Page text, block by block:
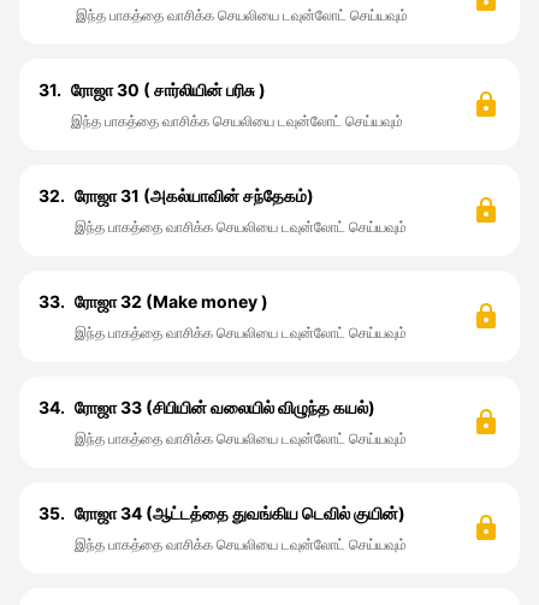
இந்த பாகத்தை வாசிக்க செயலியை டவுன்லோட் செய்யவும்
31. ரோஜா 30 ( சார்லியின் பரிசு )
இந்த பாகத்தை வாசிக்க செயலியை டவுன்லோட் செய்யவும்
32. ரோஜா 31 (அகல்யாவின் சந்தேகம்)
இந்த பாகத்தை வாசிக்க செயலியை டவுன்லோட் செய்யவும்
33. ரோஜா 32 (Make money )
இந்த பாகத்தை வாசிக்க செயலியை டவுன்லோட் செய்யவும்
34. ரோஜா 33 (சிபியின் வலையில் விழுந்த கயல்)
இந்த பாகத்தை வாசிக்க செயலியை டவுன்லோட் செய்யவும்
35. ரோஜா 34 (ஆட்டத்தை துவங்கிய டெவில் குயின்)
இந்த பாகத்தை வாசிக்க செயலியை டவுன்லோட் செய்யவும்